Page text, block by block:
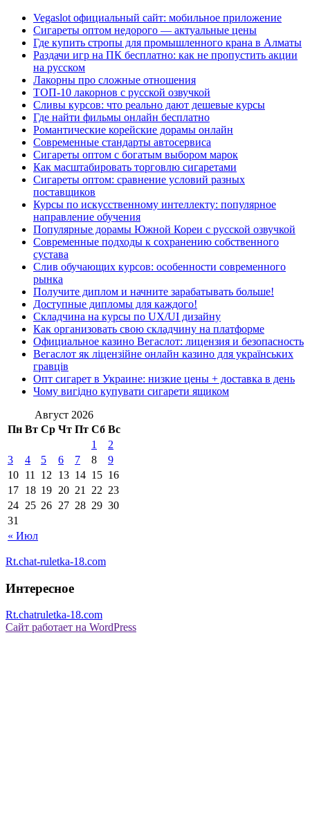
Vegaslot официальный сайт: мобильное приложение
Сигареты оптом недорого — актуальные цены
Где купить стропы для промышленного крана в Алматы
Раздачи игр на ПК бесплатно: как не пропустить акции
на русском
Лакорны про сложные отношения
ТОП-10 лакорнов с русской озвучкой
Сливы курсов: что реально дают дешевые курсы
Где найти фильмы онлайн бесплатно
Романтические корейские дорамы онлайн
Современные стандарты автосервиса
Сигареты оптом с богатым выбором марок
Как масштабировать торговлю сигаретами
Сигареты оптом: сравнение условий разных
поставщиков
Курсы по искусственному интеллекту: популярное
направление обучения
Популярные дорамы Южной Кореи с русской озвучкой
Современные подходы к сохранению собственного
сустава
Слив обучающих курсов: особенности современного
рынка
Получите диплом и начните зарабатывать больше!
Доступные дипломы для каждого!
Складчина на курсы по UX/UI дизайну
Как организовать свою складчину на платформе
Официальное казино Вегаслот: лицензия и безопасность
Вегаслот як ліцензійне онлайн казино для українських
гравців
Опт сигарет в Украине: низкие цены + доставка в день
Чому вигідно купувати сигарети ящиком
Август 2026
Пн Вт Ср Чт Пт Сб Вс
« Июл
1
2
3
4 5 6 7 8
9
10 11 12 13 14 15 16
17 18 19 20 21 22 23
24 25 26 27 28 29 30
31
Rt.chat-ruletka-18.com
Интересное
Rt.chatruletka-18.com
Сайт работает на WordPress